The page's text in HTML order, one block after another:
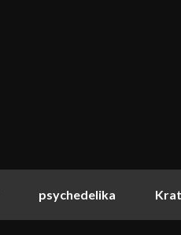
psychedelika